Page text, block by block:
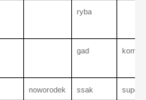
ryba
gad
noworodek ssak